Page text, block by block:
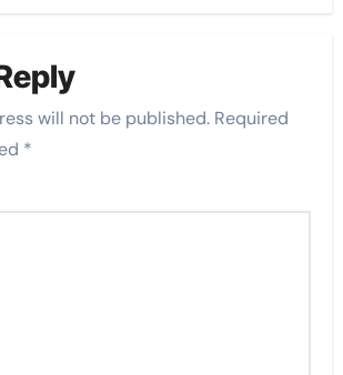
will not be published. Required
*